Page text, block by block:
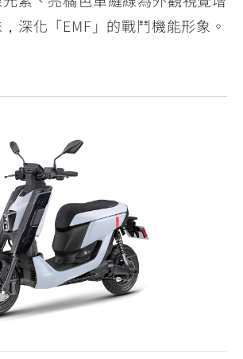
深化「EMF」的戰鬥機能形象。